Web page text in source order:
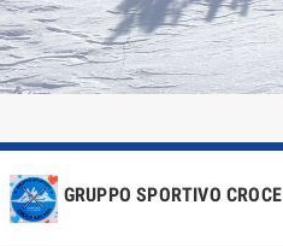
GRUPPO SPORTIVO